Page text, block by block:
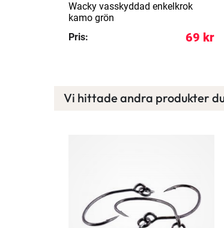
Wacky vasskyddad enkelkrok
kamo grön
Pris:
69 kr
Vi hittade andra produkter